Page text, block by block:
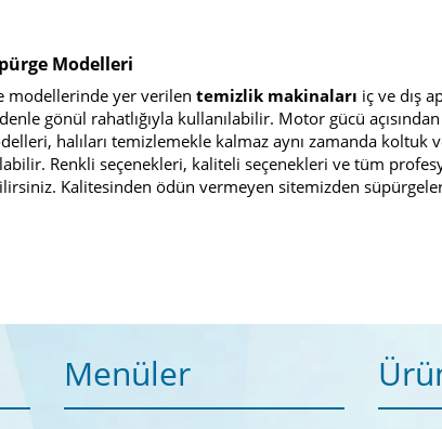
Modelleri
modellerinde yer verilen temizlik makinaları iç ve dış
gönül rahatlığıyla kullanılabilir. Motor gücü açısından
halıları temizlemekle kalmaz aynı zamanda koltuk
Renkli seçenekleri, kaliteli seçenekleri ve tüm
Kalitesinden ödün vermeyen sitemizden
Menüler